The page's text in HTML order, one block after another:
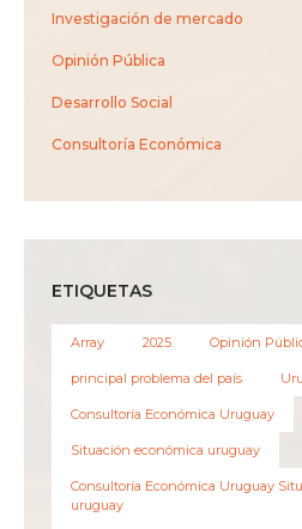
Investigación de mercado
Opinión Pública
Desarrollo Social
Consultoría Económica
ETIQUETAS
Array 2025 Opinión
principal problema del país
Consultoría Económica Uruguay
Situación económica uruguay
Consultoría Económica Uruguay
uruguay